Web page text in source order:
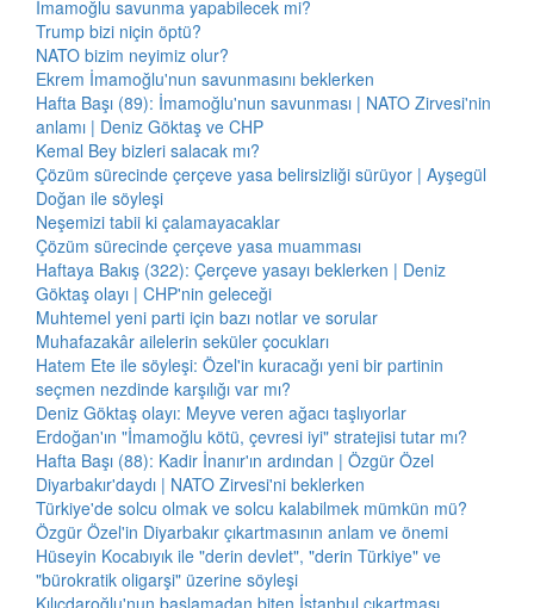
İmamoğlu savunma yapabilecek mi?
Trump bizi niçin öptü?
NATO bizim neyimiz olur?
Ekrem İmamoğlu'nun savunmasını beklerken
Hafta Başı (89): İmamoğlu'nun savunması | NATO Zirvesi'nin
anlamı | Deniz Göktaş ve CHP
Kemal Bey bizleri salacak mı?
Çözüm sürecinde çerçeve yasa belirsizliği sürüyor | Ayşegül
Doğan ile söyleşi
Neşemizi tabii ki çalamayacaklar
Çözüm sürecinde çerçeve yasa muamması
Haftaya Bakış (322): Çerçeve yasayı beklerken | Deniz
Göktaş olayı | CHP'nin geleceği
Muhtemel yeni parti için bazı notlar ve sorular
Muhafazakâr ailelerin seküler çocukları
Hatem Ete ile söyleşi: Özel'in kuracağı yeni bir partinin
seçmen nezdinde karşılığı var mı?
Deniz Göktaş olayı: Meyve veren ağacı taşlıyorlar
Erdoğan'ın "İmamoğlu kötü, çevresi iyi" stratejisi tutar mı?
Hafta Başı (88): Kadir İnanır'ın ardından | Özgür Özel
Diyarbakır'daydı | NATO Zirvesi'ni beklerken
Türkiye'de solcu olmak ve solcu kalabilmek mümkün mü?
Özgür Özel'in Diyarbakır çıkartmasının anlam ve önemi
Hüseyin Kocabıyık ile "derin devlet", "derin Türkiye" ve
"bürokratik oligarşi" üzerine söyleşi
Kılıçdaroğlu'nun başlamadan biten İstanbul çıkartması